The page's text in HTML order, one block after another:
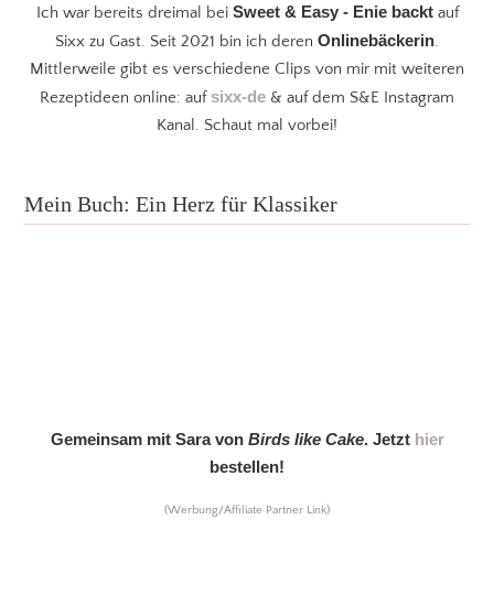
Ich war bereits dreimal bei Sweet & Easy - Enie backtauf
Sixx zu Gast. Seit 2021 bin ich deren Onlinebäckerin.
Mittlerweile gibt es verschiedene Clips von mir mit weiteren
Rezeptideen online: auf sixx-de & auf dem S&E Instagram
Kanal. Schaut mal vorbei!
Mein Buch: Ein Herz für Klassiker
Gemeinsam mit Sara von Birds like Cake. Jetzt hier
bestellen!
(Werbung/Affiliate Partner Link)